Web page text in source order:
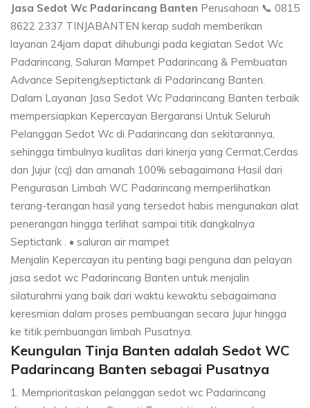
Jasa Sedot Wc Padarincang Banten Perusahaan 📞 0815
8622 2337 TINJABANTEN kerap sudah memberikan
layanan 24jam dapat dihubungi pada kegiatan Sedot Wc
Padarincang, Saluran Mampet Padarincang & Pembuatan
Advance Sepiteng/septictank di Padarincang Banten.
Dalam Layanan Jasa Sedot Wc Padarincang Banten terbaik
mempersiapkan Kepercayan Bergaransi Untuk Seluruh
Pelanggan Sedot Wc di Padarincang dan sekitarannya,
sehingga timbulnya kualitas dari kinerja yang Cermat,Cerdas
dan Jujur (ccj) dan amanah 100% sebagaimana Hasil dari
Pengurasan Limbah WC Padarincang memperlihatkan
terang-terangan hasil yang tersedot habis mengunakan alat
penerangan hingga terlihat sampai titik dangkalnya
Septictank . • saluran air mampet
Menjalin Kepercayan itu penting bagi penguna dan pelayan
jasa sedot wc Padarincang Banten untuk menjalin
silaturahmi yang baik dari waktu kewaktu sebagaimana
keresmian dalam proses pembuangan secara Jujur hingga
ke titik pembuangan limbah Pusatnya.
Keungulan Tinja Banten adalah Sedot WC
Padarincang Banten sebagai Pusatnya
1. Memprioritaskan pelanggan sedot wc Padarincang